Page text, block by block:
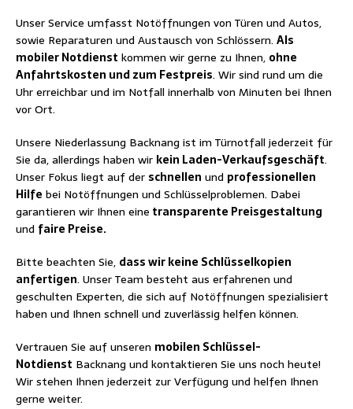
Unser Service umfasst Notöffnungen von Türen und Autos,
sowie Reparaturen und Austausch von Schlössern. Als
mobiler Notdienst kommen wir gerne zu Ihnen, ohne
Anfahrtskosten und zum Festpreis. Wir sind rund um die
Uhr erreichbar und im Notfall innerhalb von Minuten bei Ihnen
vor Ort.
Unsere Niederlassung Backnang ist im Türnotfall jederzeit für
Sie da, allerdings haben wir kein Laden-Verkaufsgeschäft.
Unser Fokus liegt auf der schnellen und professionellen
Hilfe bei Notöffnungen und Schlüsselproblemen. Dabei
garantieren wir Ihnen eine transparente Preisgestaltung
und faire Preise.
Bitte beachten Sie, dass wir keine Schlüsselkopien
anfertigen. Unser Team besteht aus erfahrenen und
geschulten Experten, die sich auf Notöffnungen spezialisiert
haben und Ihnen schnell und zuverlässig helfen können.
Vertrauen Sie auf unseren mobilen Schlüssel-
Notdienst Backnang und kontaktieren Sie uns noch heute!
Wir stehen Ihnen jederzeit zur Verfügung und helfen Ihnen
gerne weiter.